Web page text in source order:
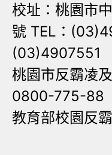
校址：桃園市
號 TEL：
(03)4907551
桃園市反霸凌
0800-775-88
教育部校園反